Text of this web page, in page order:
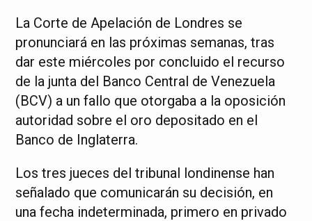
La Corte de Apelación de Londres se
pronunciará en las próximas semanas, tras
dar este miércoles por concluido el recurso
de la junta del Banco Central de Venezuela
(BCV) a un fallo que otorgaba a la oposición
autoridad sobre el oro depositado en el
Banco de Inglaterra.
Los tres jueces del tribunal londinense han
señalado que comunicarán su decisión, en
una fecha indeterminada, primero en privado